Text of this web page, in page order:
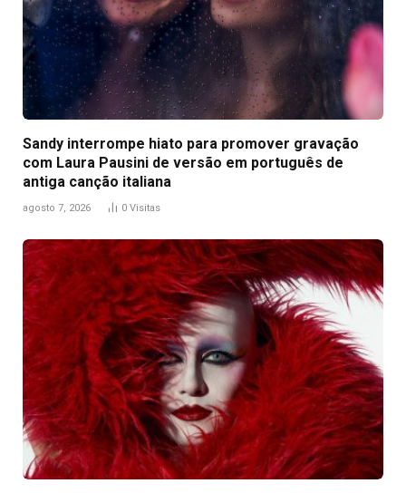
Sandy interrompe hiato para promover gravação
com Laura Pausini de versão em português de
antiga canção italiana
agosto 7, 2026 0 Visitas